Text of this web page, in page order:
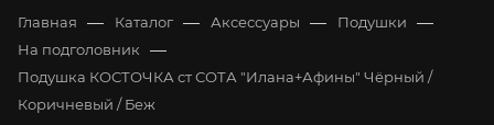
Главная — Каталог — Аксессуары — Подушки —
На подголовник —
Подушка КОСТОЧКА ст СОТА "Илана+Афины" Чёрный /
Коричневый / Беж